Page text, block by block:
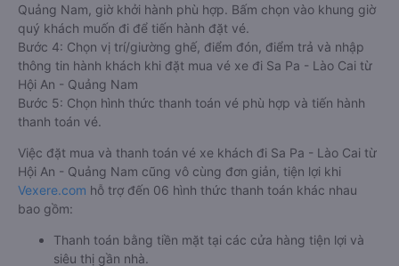
Quảng Nam, giờ khởi hành phù hợp. Bấm chọn vào khung giờ
quý khách muốn đi để tiến hành đặt vé.
Bước 4: Chọn vị trí/giường ghế, điểm đón, điểm trả và nhập
thông tin hành khách khi đặt mua vé xe đi Sa Pa - Lào Cai từ
Hội An - Quảng Nam
Bước 5: Chọn hình thức thanh toán vé phù hợp và tiến hành
thanh toán vé.
Việc đặt mua và thanh toán vé xe khách đi Sa Pa - Lào Cai từ
Hội An - Quảng Nam cũng vô cùng đơn giản, tiện lợi khi
Vexere.com hỗ trợ đến 06 hình thức thanh toán khác nhau
bao gồm:
Thanh toán bằng tiền mặt tại các cửa hàng tiện lợi và
siêu thị gần nhà.